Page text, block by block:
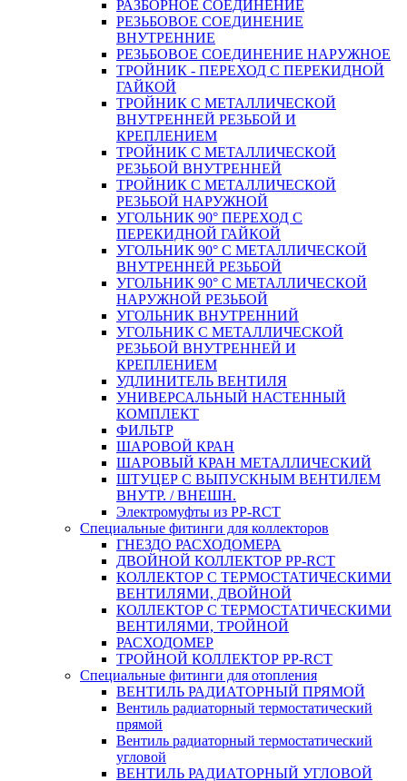
РАЗБОРНОЕ СОЕДИНЕНИЕ
РЕЗЬБОВОЕ СОЕДИНЕНИЕ
ВНУТРЕННИЕ
РЕЗЬБОВОЕ СОЕДИНЕНИЕ НАРУЖНОЕ
ТРОЙНИК - ПЕРЕХОД С ПЕРЕКИДНОЙ
ГАЙКОЙ
ТРОЙНИК С МЕТАЛЛИЧЕСКОЙ
ВНУТРЕННЕЙ РЕЗЬБОЙ И
КРЕПЛЕНИЕМ
ТРОЙНИК С МЕТАЛЛИЧЕСКОЙ
РЕЗЬБОЙ ВНУТРЕННЕЙ
ТРОЙНИК С МЕТАЛЛИЧЕСКОЙ
РЕЗЬБОЙ НАРУЖНОЙ
УГОЛЬНИК 90° ПЕРЕХОД С
ПЕРЕКИДНОЙ ГАЙКОЙ
УГОЛЬНИК 90° С МЕТАЛЛИЧЕСКОЙ
ВНУТРЕННEЙ РЕЗЬБОЙ
УГОЛЬНИК 90° С МЕТАЛЛИЧЕСКОЙ
НАРУЖНОЙ РЕЗЬБОЙ
УГОЛЬНИК ВНУТРЕННИЙ
УГОЛЬНИК С МЕТАЛЛИЧЕСКОЙ
РЕЗЬБОЙ ВНУТРЕННЕЙ И
КРЕПЛЕНИЕМ
УДЛИНИТЕЛЬ ВЕНТИЛЯ
УНИВЕРСАЛЬНЫЙ НАСТЕННЫЙ
КОМПЛЕКТ
ФИЛЬТР
ШАРОВОЙ КРАН
ШАРОВЫЙ КРАН МЕТАЛЛИЧЕСКИЙ
ШТУЦЕР С ВЫПУСКНЫМ ВЕНТИЛЕМ
ВНУТР. / ВНЕШН.
Электромуфты из PP-RCT
Специальные фитинги для коллекторов
ГНЕЗДО РАСХОДОМЕРА
ДВОЙНОЙ КОЛЛЕКТОР PP-RCT
КОЛЛЕКТОР С ТЕРМОСТАТИЧЕСКИМИ
ВЕНТИЛЯМИ, ДВОЙНОЙ
КОЛЛЕКТОР С ТЕРМОСТАТИЧЕСКИМИ
ВЕНТИЛЯМИ, ТРОЙНОЙ
РАСХОДОМЕР
ТРОЙНОЙ КОЛЛЕКТОР PP-RCT
Специальные фитинги для отопления
ВЕНТИЛЬ РАДИАТОРНЫЙ ПРЯМОЙ
Вентиль радиаторный термостатический
прямой
Вентиль радиаторный термостатический
угловой
ВЕНТИЛЬ РАДИАТОРНЫЙ УГЛОВОЙ